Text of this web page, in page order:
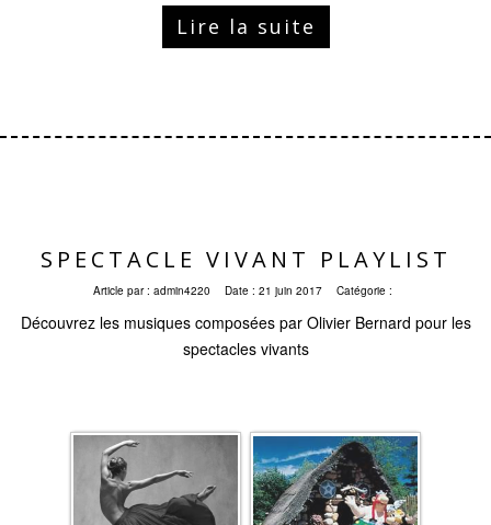
Lire la suite
SPECTACLE VIVANT PLAYLIST
Article par : admin4220 Date : 21 juin 2017 Catégorie :
Découvrez les musiques composées par Olivier Bernard pour les
spectacles vivants